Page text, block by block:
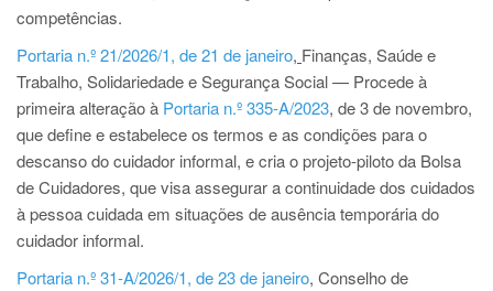
competências.
Portaria n.º 21/2026/1, de 21 de janeiro, Finanças, Saúde e
Trabalho, Solidariedade e Segurança Social — Procede à
primeira alteração à Portaria n.º 335-A/2023, de 3 de novembro,
que define e estabelece os termos e as condições para o
descanso do cuidador informal, e cria o projeto-piloto da Bolsa
de Cuidadores, que visa assegurar a continuidade dos cuidados
à pessoa cuidada em situações de ausência temporária do
cuidador informal.
Portaria n.º 31-A/2026/1, de 23 de janeiro, Conselho de